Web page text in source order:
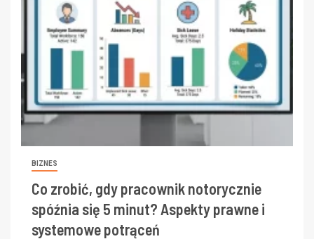
BIZNES
Co zrobić, gdy pracownik notorycznie
spóźnia się 5 minut? Aspekty prawne i
systemowe potrąceń